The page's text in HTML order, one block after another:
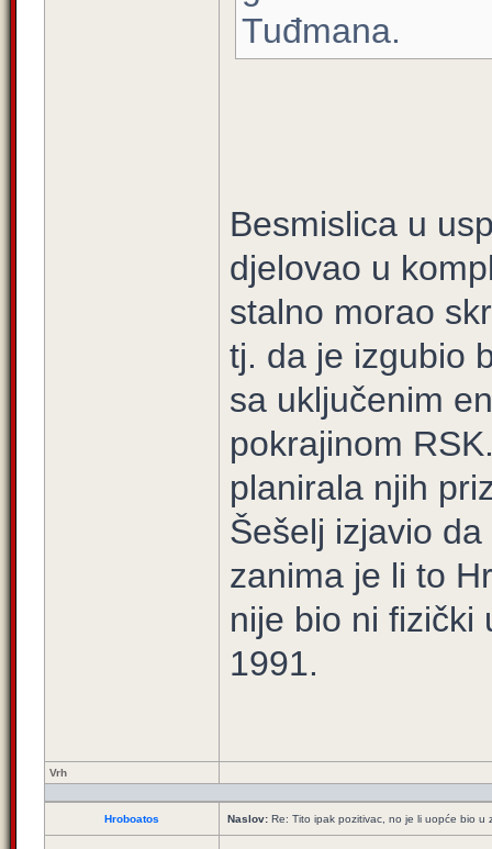
Tuđmana.
Besmislica u
djelovao u
stalno morao
tj. da je izgubio
sa uključenim
pokrajinom
planirala njih
Šešelj izjavio
zanima je li to
nije bio ni fizički
1991.
Vrh
Hroboatos Naslov: Re: Tito ipak pozitivac, no je li uopće bio u